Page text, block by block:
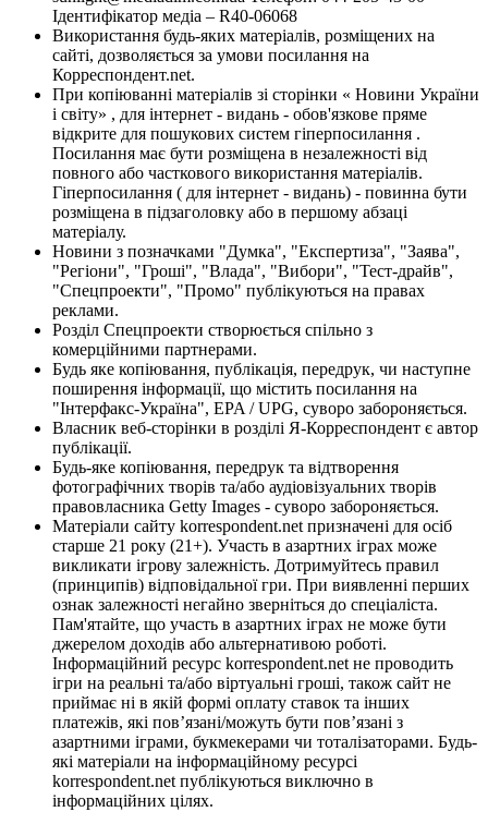
Ідентифікатор медіа – R40-06068
Використання будь-яких матеріалів, розміщених на
сайті, дозволяється за умови посилання на
Корреспондент.net.
При копіюванні матеріалів зі сторінки « Новини України
і світу» , для інтернет - видань - обов'язкове пряме
відкрите для пошукових систем гіперпосилання .
Посилання має бути розміщена в незалежності від
повного або часткового використання матеріалів.
Гіперпосилання ( для інтернет - видань) - повинна бути
розміщена в підзаголовку або в першому абзаці
матеріалу.
Новини з позначками "Думка", "Експертиза", "Заява",
"Регіони", "Гроші", "Влада", "Вибори", "Тест-драйв",
"Спецпроекти", "Промо" публікуються на правах
реклами.
Розділ Спецпроекти створюється спільно з
комерційними партнерами.
Будь яке копіювання, публікація, передрук, чи наступне
поширення інформації, що містить посилання на
"Інтерфакс-Україна", EPA / UPG, суворо забороняється.
Власник веб-сторінки в розділі Я-Корреспондент є автор
публікації.
Будь-яке копіювання, передрук та відтворення
фотографічних творів та/або аудіовізуальних творів
правовласника Getty Images - суворо забороняється.
Матеріали сайту korrespondent.net призначені для осіб
старше 21 року (21+). Участь в азартних іграх може
викликати ігрову залежність. Дотримуйтесь правил
(принципів) відповідальної гри. При виявленні перших
ознак залежності негайно зверніться до спеціаліста.
Пам'ятайте, що участь в азартних іграх не може бути
джерелом доходів або альтернативою роботі.
Інформаційний ресурс korrespondent.net не проводить
ігри на реальні та/або віртуальні гроші, також сайт не
приймає ні в якій формі оплату ставок та інших
платежів, які пов’язані/можуть бути пов’язані з
азартними іграми, букмекерами чи тоталізаторами. Будь-
які матеріали на інформаційному ресурсі
korrespondent.net публікуються виключно в
інформаційних цілях.